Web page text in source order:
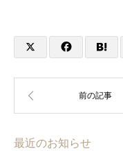
最近のお知らせ